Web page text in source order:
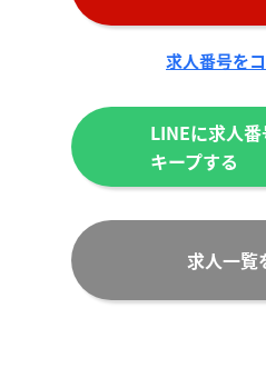
求人一覧
求人番号を
LINEに求人
キープする